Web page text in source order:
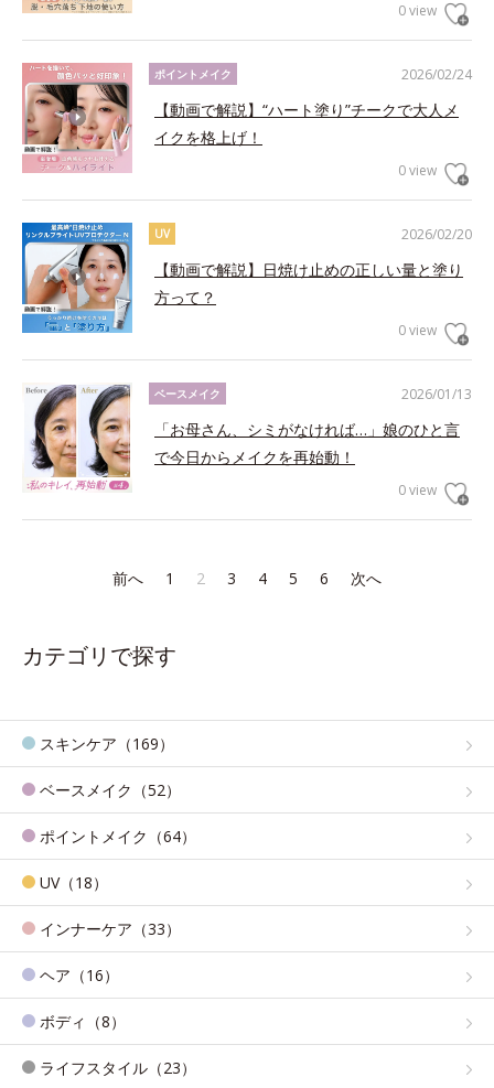
0 view
2026/02/24
ポイントメイク
【動画で解説】“ハート塗り”チークで大人メ
イクを格上げ！
0 view
2026/02/20
UV
【動画で解説】日焼け止めの正しい量と塗り
方って？
0 view
2026/01/13
ベースメイク
「お母さん、シミがなければ…」娘のひと言
で今日からメイクを再始動！
0 view
前へ 1 2 3 4 5 6 次へ
カテゴリで探す
スキンケア（169）
ベースメイク（52）
ポイントメイク（64）
UV（18）
インナーケア（33）
ヘア（16）
ボディ（8）
ライフスタイル（23）